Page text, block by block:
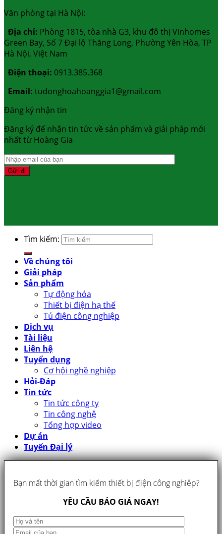
Văn phòng tại Hà Nội:
Địa chỉ: Phòng 1815, tòa nhà G3, khu đô thị Vinhomes
Green Bay, Số 7 Đại lộ Thăng Long, Phường Yên Hòa, TP
Hà Nội, Việt Nam
Điện thoại: 0913.385.368
Email: tudonghoahoanggia1@gmail.com
Đăng ký nhận tin
Đăng ký để nhận tin tức về sản phẩm và giải pháp mới
nhất từ Hoàng Gia
Tìm kiếm:
Về chúng tôi
Giải pháp
Sản phẩm
Tự động hóa
Thiết bị điện hạ thế
Tủ điện công nghiệp
Dịch vụ
Tài liệu
Liên hệ
Tuyển dụng
Cơ hội nghề nghiệp
Hỏi-Đáp
Tin tức
Tin tức công ty
Tin công nghệ
Tổng hợp video
Dự án
Tuyển Đại lý
Bạn mất thời gian tìm kiếm thiết bị điện công nghiệp?
YÊU CẦU BÁO GIÁ NGAY!